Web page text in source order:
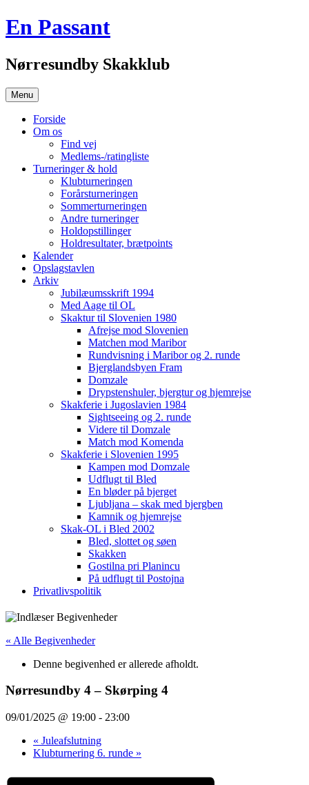
Hop
til
En Passant
Nørresundby Skakklub
Menu
Forside
Om os
Find vej
Medlems-/ratingliste
Turneringer & hold
Klubturneringen
Forårsturneringen
Sommerturneringen
Andre turneringer
Holdopstillinger
Holdresultater, brætpoints
Kalender
Opslagstavlen
Arkiv
Jubilæumsskrift 1994
Med Aage til OL
Skaktur til Slovenien 1980
Afrejse mod Slovenien
Matchen mod Maribor
Rundvisning i Maribor og 2. runde
Bjerglandsbyen Fram
Domzale
Drypstenshuler, bjergtur og hjemrejse
Skakferie i Jugoslavien 1984
Sightseeing og 2. runde
Videre til Domzale
Match mod Komenda
Skakferie i Slovenien 1995
Kampen mod Domzale
Udflugt til Bled
En bløder på bjerget
Ljubljana – skak med bjergben
Kamnik og hjemrejse
Skak-OL i Bled 2002
Bled, slottet og søen
Skakken
Gostilna pri Planincu
På udflugt til Postojna
Privatlivspolitik
« Alle Begivenheder
Denne begivenhed er allerede afholdt.
Nørresundby 4 – Skørping 4
09/01/2025 @ 19:00 - 23:00
« Juleafslutning
Klubturnering 6. runde »